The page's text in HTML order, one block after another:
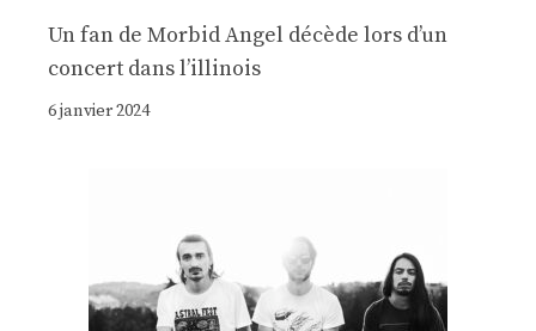
Un fan de Morbid Angel décède lors d’un
concert dans l’illinois
6 janvier 2024